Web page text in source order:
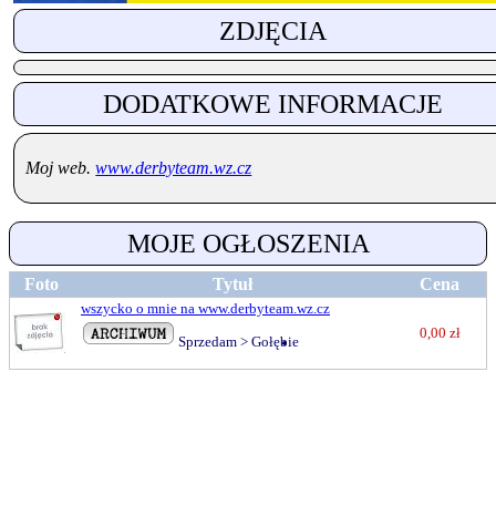
ZDJĘCIA
DODATKOWE INFORMACJE
Moj web.www.derbyteam.wz.cz
MOJE OGŁOSZENIA
Foto Tytuł Cena
wszycko o mnie na www.derbyteam.wz.cz
Sprzedam > Gołębie
0,00 zł